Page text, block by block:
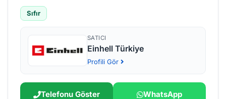
Sıfır
SATICI
Einhell Türkiye
Profili Gör
Telefonu Göster WhatsApp